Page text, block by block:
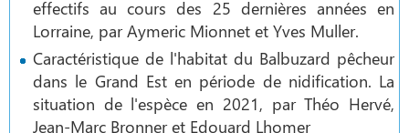
effectifs au cours des 25 dernières années en
Lorraine, par Aymeric Mionnet et Yves Muller.
Caractéristique de l'habitat du Balbuzard pêcheur
dans le Grand Est en période de nidification. La
situation de l'espèce en 2021, par Théo Hervé,
Jean-Marc Bronner et Edouard Lhomer